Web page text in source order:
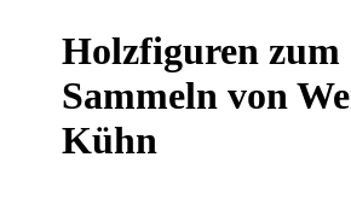
Holzfiguren zum
Sammeln von
Kühn